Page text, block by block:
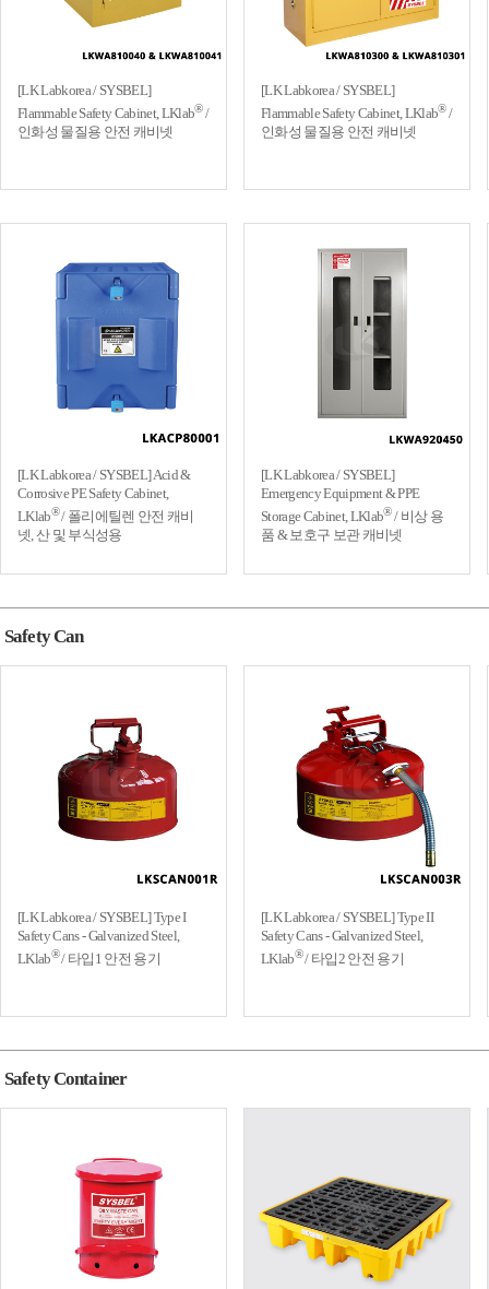
[LK Labkorea / SYSBEL]
Flammable Safety Cabinet, LKlab®/
인화성 물질용 안전 캐비넷
[LK Labkorea / SYSBEL]
Flammable Safety Cabinet, LKlab®/
인화성 물질용 안전 캐비넷
[LK Labkorea / SYSBEL] Acid &
Corrosive PE Safety Cabinet,
LKlab®/ 폴리에틸렌 안전 캐비
넷, 산 및 부식성용
[LK Labkorea / SYSBEL]
Emergency Equipment & PPE
Storage Cabinet, LKlab®/ 비상 용
품 & 보호구 보관 캐비넷
Safety Can
[LK Labkorea / SYSBEL] Type I
Safety Cans - Galvanized Steel,
LKlab®/ 타입1 안전 용기
[LK Labkorea / SYSBEL] Type II
Safety Cans - Galvanized Steel,
LKlab®/ 타입2 안전 용기
Safety Container